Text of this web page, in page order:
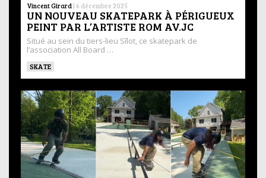
Vincent Girard | 6 décembre 2025
UN NOUVEAU SKATEPARK À PÉRIGUEUX
PEINT PAR L’ARTISTE ROM AV.JC
Situé au sein du tiers-lieu Sîlot, ce skatepark de
l’association All Board …
SKATE